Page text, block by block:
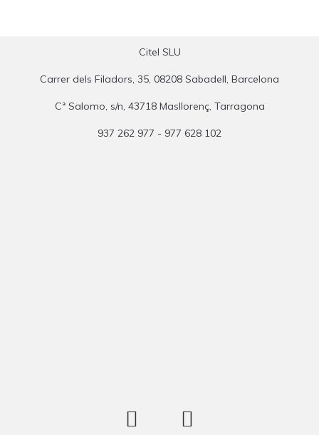
Citel SLU
Carrer dels Filadors, 35, 08208 Sabadell, Barcelona
Cª Salomo, s/n, 43718 Masllorenç, Tarragona
937 262 977 - 977 628 102